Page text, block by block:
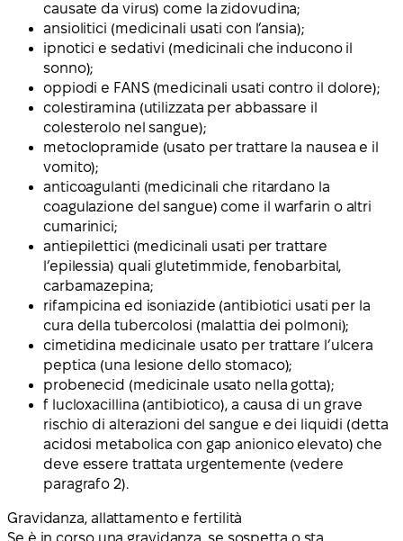
causate da virus) come la zidovudina;
ansiolitici (medicinali usati con l’ansia);
ipnotici e sedativi (medicinali che inducono il
sonno);
oppiodi e FANS (medicinali usati contro il dolore);
colestiramina (utilizzata per abbassare il
colesterolo nel sangue);
metoclopramide (usato per trattare la nausea e il
vomito);
anticoagulanti (medicinali che ritardano la
coagulazione del sangue) come il warfarin o altri
cumarinici;
antiepilettici (medicinali usati per trattare
l’epilessia) quali glutetimmide, fenobarbital,
carbamazepina;
rifampicina ed isoniazide (antibiotici usati per la
cura della tubercolosi (malattia dei polmoni);
cimetidina medicinale usato per trattare l’ulcera
peptica (una lesione dello stomaco);
probenecid (medicinale usato nella gotta);
f lucloxacillina (antibiotico), a causa di un grave
rischio di alterazioni del sangue e dei liquidi (detta
acidosi metabolica con gap anionico elevato) che
deve essere trattata urgentemente (vedere
paragrafo 2).
Gravidanza, allattamento e fertilità